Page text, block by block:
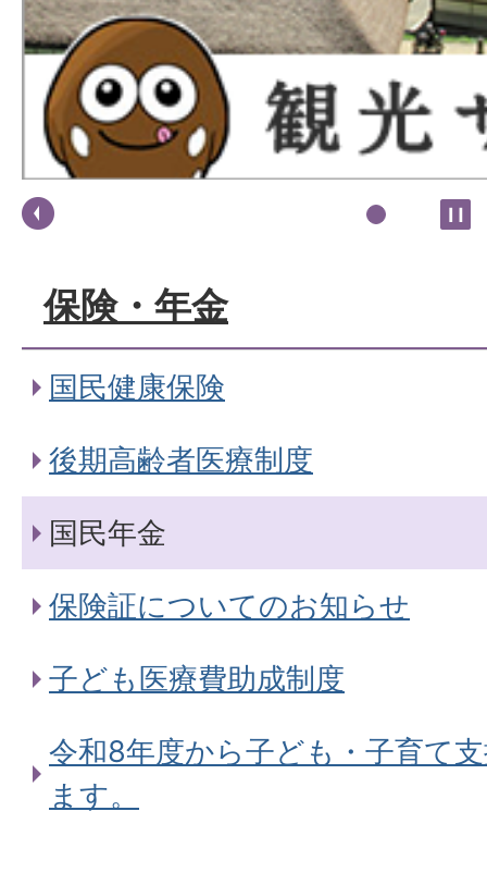
保険・年金
国民健康保険
後期高齢者医療制度
国民年金
保険証についてのお知らせ
子ども医療費助成制度
令和8年度から子ども・子育て
ます。